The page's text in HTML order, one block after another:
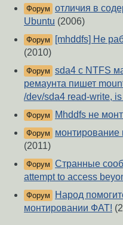
Форум отличия в
Ubuntu (2006)
Форум
[mhddfs] Не
(2010)
Форум sda4 с NTFS
ремаунта пишет
/dev/sda4 read-write,
Форум Mhddfs не
Форум
монтирование
(2011)
Форум Странные
attempt to access
Форум
Народ
монтировании ФАТ!